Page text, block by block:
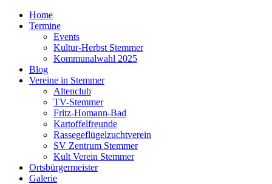
Home
Termine
Events
Kultur-Herbst Stemmer
Kommunalwahl 2025
Blog
Vereine in Stemmer
Altenclub
TV-Stemmer
Fritz-Homann-Bad
Kartoffelfreunde
Rassegeflügelzuchtverein
SV Zentrum Stemmer
Kult Verein Stemmer
Ortsbürgermeister
Galerie